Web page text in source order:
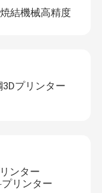
結機械高精度
プリンター
ンター
リンター